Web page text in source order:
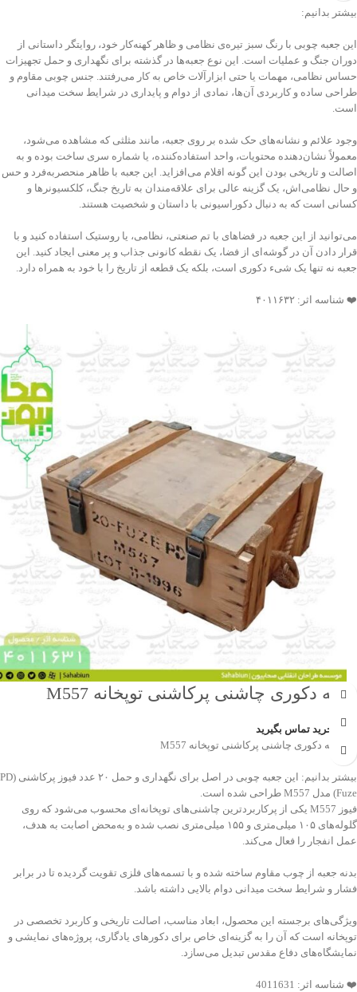
بیشتر بدانیم:
این جعبه چوبی با رنگ سبز تیره‌ی نظامی و ظاهر کهنه‌کار خود، روایتگر داستانی از
دوران جنگ و عملیات است. این نوع جعبه‌ها در گذشته برای نگهداری و حمل تجهیزات
حساس نظامی، مهمات یا حتی ابزارآلات خاص به کار می‌رفتند. جنس چوبی مقاوم و
طراحی ساده و کاربردی آن‌ها، نمادی از دوام و پایداری در شرایط سخت میدانی
است.
وجود علائم و نشانه‌های حک شده بر روی جعبه، مانند مثلثی که مشاهده می‌شود،
معمولاً نشان‌دهنده محتویات، واحد استفاده‌کننده، یا شماره سری ساخت بوده و به
اصالت و تاریخی بودن این گونه اقلام می‌افزاید. این جعبه با ظاهر منحصربه‌فرد و حس
و حال نظامی‌اش، یک گزینه عالی برای علاقه‌مندان به تاریخ جنگ، کلکسیونرها و
کسانی است که به دنبال دکوراسیونی با داستان و شخصیت هستند.
می‌توانید از این جعبه در فضاهای با تم صنعتی، نظامی، یا روستیک استفاده کنید و با
قرار دادن آن در گوشه‌ای از فضا، یک نقطه کانونی جذاب و پر معنی ایجاد کنید. این
جعبه نه تنها یک شیء دکوری است، بلکه یک قطعه از تاریخ را با خود به همراه دارد.
❤️ شناسه اثر: ۴۰۱۱۶۳۲
جعبه دکوری چاشنی پرکاشنی توپخانه M557
جهت خرید تماس بگیرید
💠 جعبه دکوری چاشنی پرکاشنی توپخانه M557
بیشتر بدانیم: این جعبه چوبی در اصل برای نگهداری و حمل ۲۰ عدد فیوز پرکاشنی (PD
Fuze) مدل M557 طراحی شده است.
فیوز M557 یکی از پرکاربردترین چاشنی‌های توپخانه‌ای محسوب می‌شود که روی
گلوله‌های ۱۰۵ میلی‌متری و ۱۵۵ میلی‌متری نصب شده و به‌محض اصابت به هدف،
عمل انفجار را فعال می‌کند.
بدنه جعبه از چوب مقاوم ساخته شده و با تسمه‌های فلزی تقویت گردیده تا در برابر
فشار و شرایط سخت میدانی دوام بالایی داشته باشد.
ویژگی‌های برجسته این محصول، ابعاد مناسب، اصالت تاریخی و کاربرد تخصصی در
توپخانه است که آن را به گزینه‌ای خاص برای دکورهای یادگاری، پروژه‌های نمایشی و
نمایشگاه‌های دفاع مقدس تبدیل می‌سازد.
❤️ شناسه اثر: 4011631